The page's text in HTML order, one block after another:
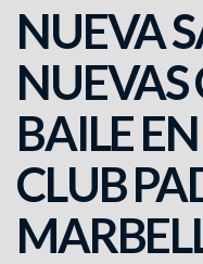
NUEVA
NUEVAS
BAILE
CLUB